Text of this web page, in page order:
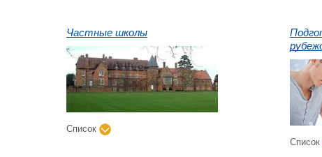
Частные школы
Список
Список